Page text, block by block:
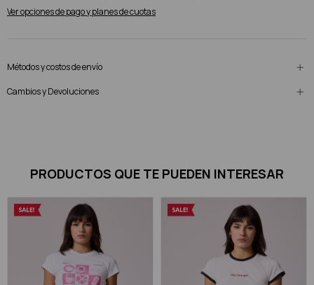
Ver opciones de pago y planes de cuotas
Métodos y costos de envío
Cambios y Devoluciones
PRODUCTOS QUE TE PUEDEN INTERESAR